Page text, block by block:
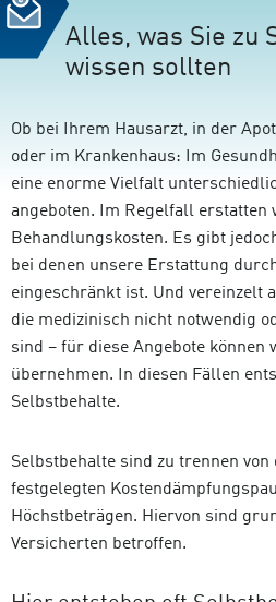
Alles, was Sie zu
wissen sollten
Ob bei Ihrem Hausarzt, in der
oder im Krankenhaus: Im
eine enorme Vielfalt
angeboten. Im Regelfall erstatten
Behandlungskosten. Es gibt
bei denen unsere Erstattung
eingeschränkt ist. Und vereinzelt
die medizinisch nicht notwendig
sind – für diese Angebote können
übernehmen. In diesen Fällen
Selbstbehalte.
Selbstbehalte sind zu trennen von
festgelegten
Höchstbeträgen. Hiervon sind
Versicherten betroffen.